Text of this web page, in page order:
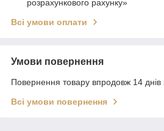
розрахункового рахунку»
Всі умови оплати
Умови повернення
Повернення товару впродовж 14 днів
Всі умови повернення